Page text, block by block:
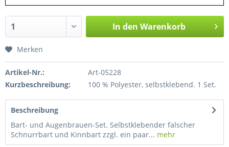
In den Warenkorb
Merken
Artikel-Nr.:
Art-05228
Kurzbeschreibung:
100 % Polyester, selbstklebend. 1 Set.
Beschreibung
Bart- und Augenbrauen-Set. Selbstklebender falscher
Schnurrbart und Kinnbart zzgl. ein paar... mehr